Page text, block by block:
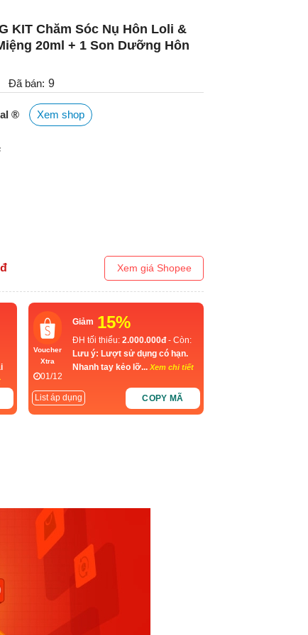
KIT Chăm Sóc Nụ Hôn Loli &
20ml + 1 Son Dưỡng Hôn
Đã bán: 9
®
Xem shop
đ Xem giá Shopee
Voucher
Xtra
01/12
Giảm 15%
ĐH tối thiểu: 2.000.000đ - Còn:
Lưu ý: Lượt sử dụng có hạn.
Nhanh tay kẻo lỡ... Xem chi tiết
List áp dụng COPY MÃ